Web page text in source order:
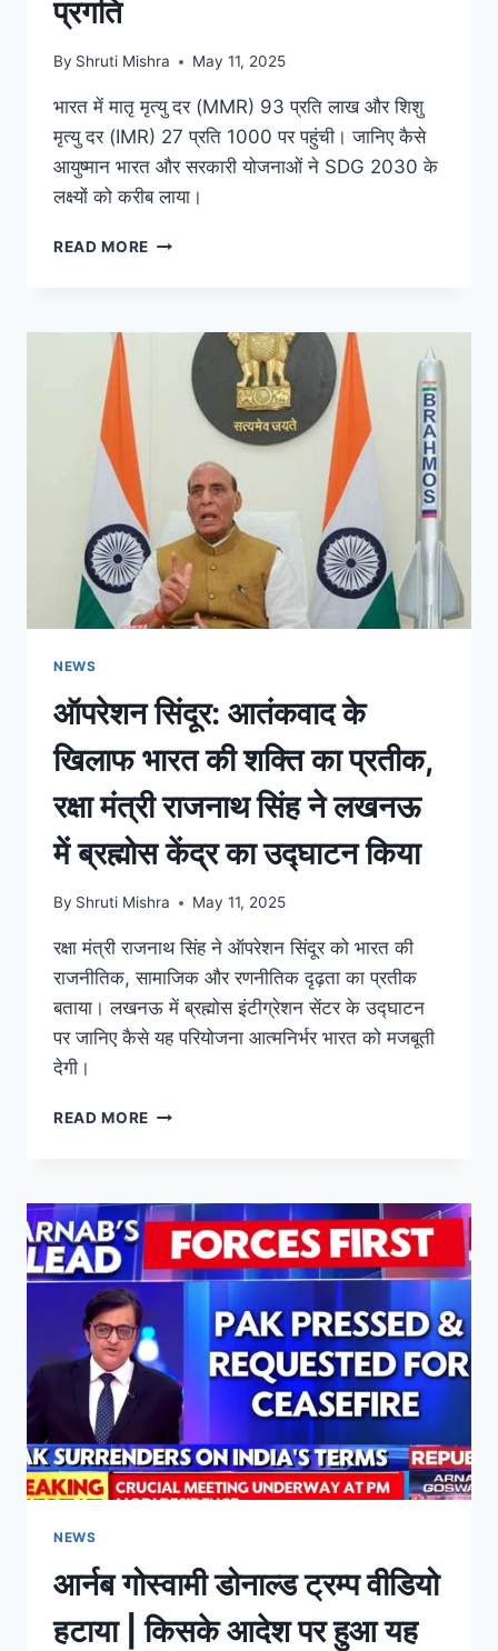
प्रगति
By Shruti Mishra May 11, 2025
भारत में मातृ मृत्यु दर (MMR) 93 प्रति लाख और शिशु
मृत्यु दर (IMR) 27 प्रति 1000 पर पहुंची। जानिए कैसे
आयुष्मान भारत और सरकारी योजनाओं ने SDG 2030 के
लक्ष्यों को करीब लाया।
READ MORE
NEWS
ऑपरेशन सिंदूर: आतंकवाद के
खिलाफ भारत की शक्ति का प्रतीक,
रक्षा मंत्री राजनाथ सिंह ने लखनऊ
में ब्रह्मोस केंद्र का उद्घाटन किया
By Shruti Mishra May 11, 2025
रक्षा मंत्री राजनाथ सिंह ने ऑपरेशन सिंदूर को भारत की
राजनीतिक, सामाजिक और रणनीतिक दृढ़ता का प्रतीक
बताया। लखनऊ में ब्रह्मोस इंटीग्रेशन सेंटर के उद्घाटन
पर जानिए कैसे यह परियोजना आत्मनिर्भर भारत को मजबूती
देगी।
READ MORE
NEWS
आर्नब गोस्वामी डोनाल्ड ट्रम्प वीडियो
हटाया | किसके आदेश पर हुआ यह